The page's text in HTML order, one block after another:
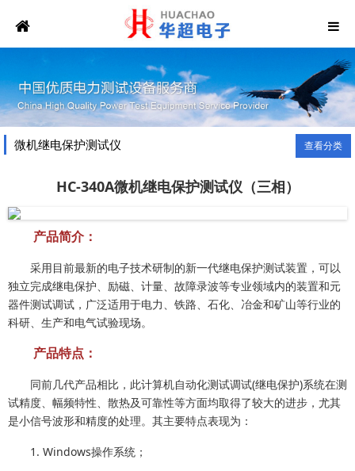
微机继电保护测试仪 查看分类
HC-340A微机继电保护测试仪（三相）
产品简介：
采用目前最新的电子技术研制的新一代继电保护测试装置，可以
独立完成继电保护、励磁、计量、故障录波等专业领域内的装置和元
器件测试调试，广泛适用于电力、铁路、石化、冶金和矿山等行业的
科研、生产和电气试验现场。
产品特点：
同前几代产品相比，此计算机自动化测试调试(继电保护)系统在测
试精度、幅频特性、散热及可靠性等方面均取得了较大的进步，尤其
是小信号波形和精度的处理。其主要特点表现为：
1. Windows操作系统；